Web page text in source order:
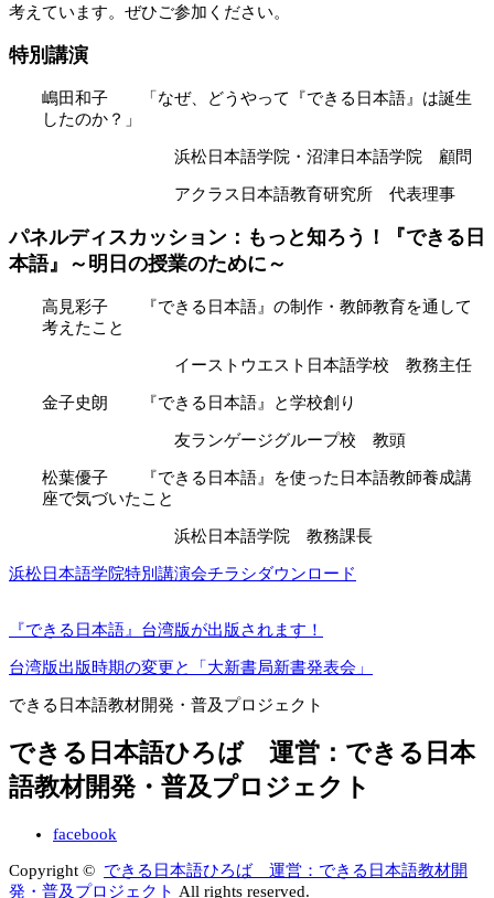
考えています。ぜひご参加ください。
特別講演
嶋田和子 「なぜ、どうやって『できる日本語』は誕生
したのか？」
浜松日本語学院・沼津日本語学院 顧問
アクラス日本語教育研究所 代表理事
パネルディスカッション：もっと知ろう！『できる日
本語』～明日の授業のために～
高見彩子 『できる日本語』の制作・教師教育を通して
考えたこと
イーストウエスト日本語学校 教務主任
金子史朗 『できる日本語』と学校創り
友ランゲージグループ校 教頭
松葉優子 『できる日本語』を使った日本語教師養成講
座で気づいたこと
浜松日本語学院 教務課長
浜松日本語学院特別講演会チラシダウンロード
『できる日本語』台湾版が出版されます！
台湾版出版時期の変更と「大新書局新書発表会」
できる日本語教材開発・普及プロジェクト
できる日本語ひろば 運営：できる日本
語教材開発・普及プロジェクト
facebook
Copyright © できる日本語ひろば 運営：できる日本語教材開
発・普及プロジェクト All rights reserved.